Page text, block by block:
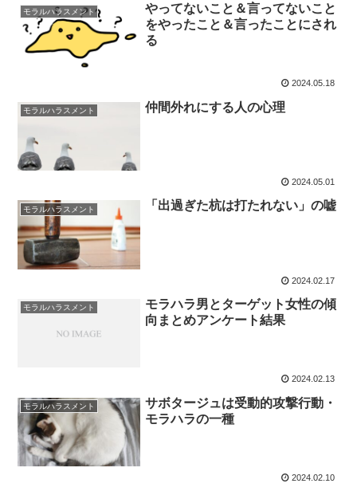
モラルハラスメント
やってないこと＆言ってないこと
をやったこと＆言ったことにされ
る
2024.05.18
モラルハラスメント 仲間外れにする人の心理
2024.05.01
モラルハラスメント 「出過ぎた杭は打たれない」の嘘
2024.02.17
モラルハラスメント
モラハラ男とターゲット女性の傾
向まとめアンケート結果
2024.02.13
モラルハラスメント
サボタージュは受動的攻撃行動・
モラハラの一種
2024.02.10